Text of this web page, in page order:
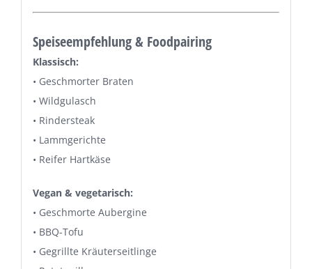
Speiseempfehlung & Foodpairing
Klassisch:
• Geschmorter Braten
• Wildgulasch
• Rindersteak
• Lammgerichte
• Reifer Hartkäse
Vegan & vegetarisch:
• Geschmorte Aubergine
• BBQ-Tofu
• Gegrillte Kräuterseitlinge